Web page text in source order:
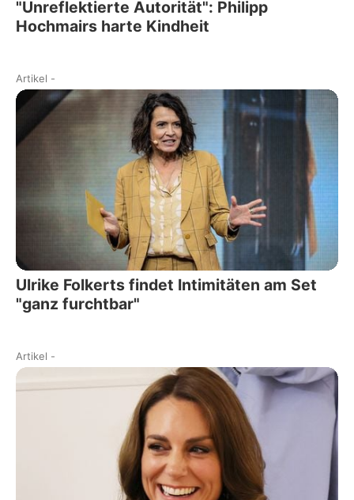
"Unreflektierte Autorität": Philipp
Hochmairs harte Kindheit
Artikel -
Ulrike Folkerts findet Intimitäten am Set
"ganz furchtbar"
Artikel -